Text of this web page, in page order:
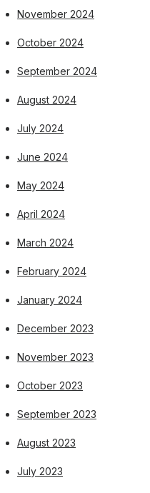
November 2024
October 2024
September 2024
August 2024
July 2024
June 2024
May 2024
April 2024
March 2024
February 2024
January 2024
December 2023
November 2023
October 2023
September 2023
August 2023
July 2023